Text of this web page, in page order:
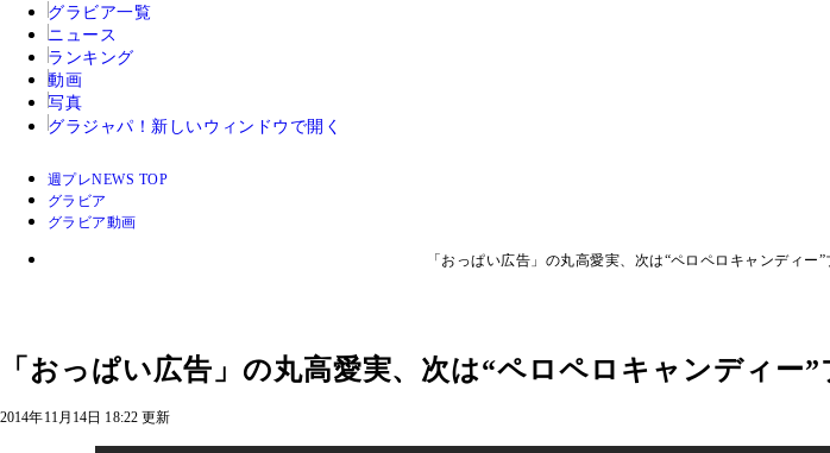
グラビア一覧
ニュース
ランキング
動画
写真
グラジャパ！ 新しいウィンドウで開く
週プレNEWS TOP
グラビア
グラビア動画
「おっぱい広告」の丸高愛実、次は“ペロペロキャンディー”
「おっぱい広告」の丸高愛実、次は“ペロペロキャンディー”
2014年11月14日 18:22 更新